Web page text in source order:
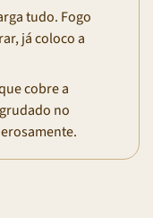
tudo. Fogo
já coloco a
cobre a
no